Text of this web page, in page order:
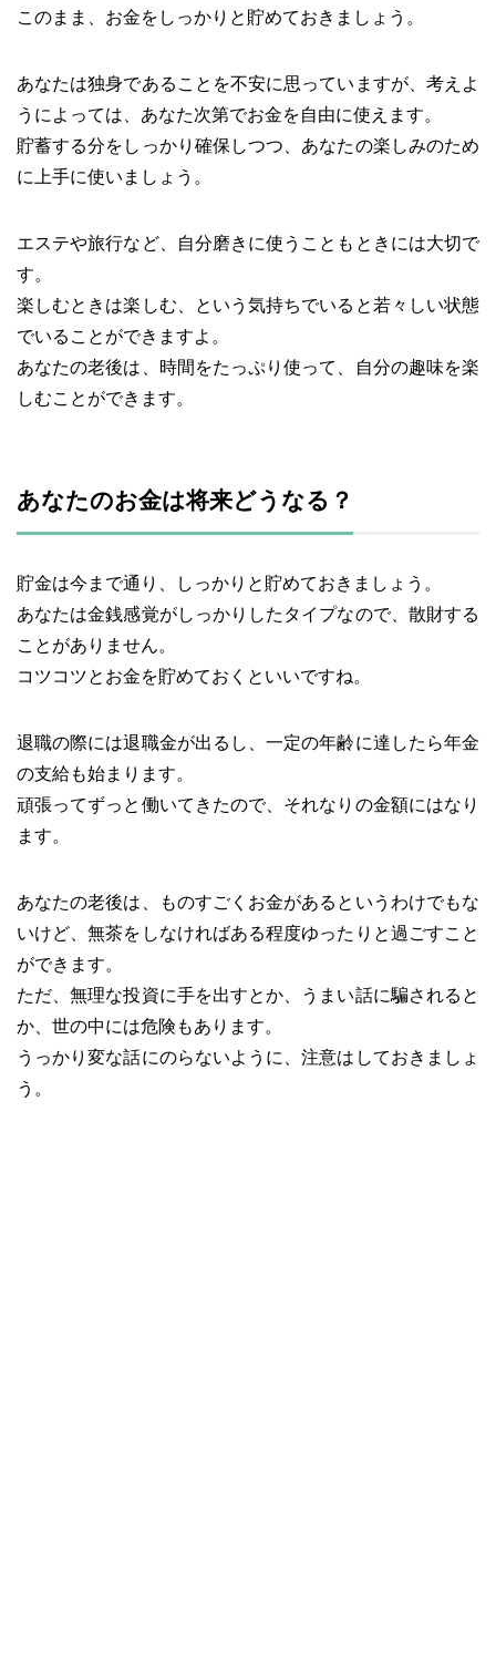
このまま、お金をしっかりと貯めておきましょう。
あなたは独身であることを不安に思っていますが、考えよ
うによっては、あなた次第でお金を自由に使えます。
貯蓄する分をしっかり確保しつつ、あなたの楽しみのため
に上手に使いましょう。
エステや旅行など、自分磨きに使うこともときには大切で
す。
楽しむときは楽しむ、という気持ちでいると若々しい状態
でいることができますよ。
あなたの老後は、時間をたっぷり使って、自分の趣味を楽
しむことができます。
あなたのお金は将来どうなる？
貯金は今まで通り、しっかりと貯めておきましょう。
あなたは金銭感覚がしっかりしたタイプなので、散財する
ことがありません。
コツコツとお金を貯めておくといいですね。
退職の際には退職金が出るし、一定の年齢に達したら年金
の支給も始まります。
頑張ってずっと働いてきたので、それなりの金額にはなり
ます。
あなたの老後は、ものすごくお金があるというわけでもな
いけど、無茶をしなければある程度ゆったりと過ごすこと
ができます。
ただ、無理な投資に手を出すとか、うまい話に騙されると
か、世の中には危険もあります。
うっかり変な話にのらないように、注意はしておきましょ
う。